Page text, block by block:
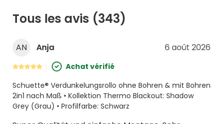
Tous les avis (343)
AN Anja 6 août 2026
Achat vérifié
Schuette® Verdunkelungsrollo ohne Bohren & mit Bohren
2in1 nach Maß • Kollektion Thermo Blackout: Shadow
Grey (Grau) • Profilfarbe: Schwarz